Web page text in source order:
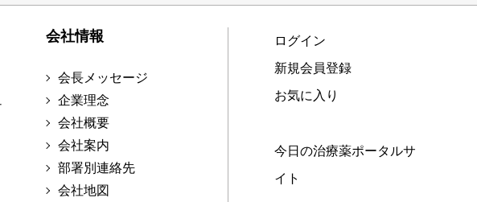
会社情報
会長メッセージ
企業理念
会社概要
会社案内
部署別連絡先
会社地図
ログイン
新規会員登録
お気に入り
今日の治療薬ポータルサ
イト